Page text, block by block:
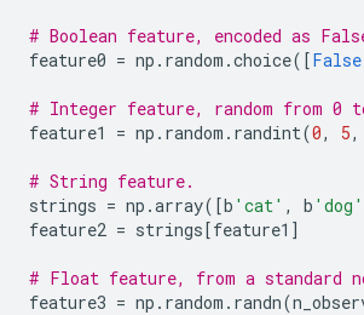
# Boolean feature, encoded as
feature0 = np . random .choice([False
# Integer feature, random from 0
feature1 = np . random . randint(0, 5,
# String feature.
strings = np .array([b 'cat' , b 'dog'
feature2 = strings[feature1 ]
# Float feature, from a standard
feature3 = np . random . randn(